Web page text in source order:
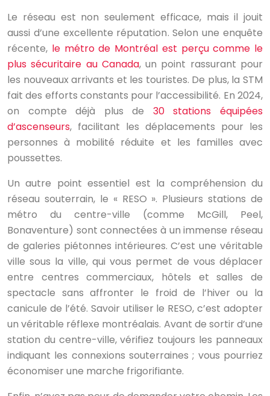
Le réseau est non seulement efficace, mais il jouit
aussi d’une excellente réputation. Selon une enquête
récente, le métro de Montréal est perçu comme le
plus sécuritaire au Canada, un point rassurant pour
les nouveaux arrivants et les touristes. De plus, la STM
fait des efforts constants pour l’accessibilité. En 2024,
on compte déjà plus de 30 stations équipées
d’ascenseurs, facilitant les déplacements pour les
personnes à mobilité réduite et les familles avec
poussettes.
Un autre point essentiel est la compréhension du
réseau souterrain, le « RESO ». Plusieurs stations de
métro du centre-ville (comme McGill, Peel,
Bonaventure) sont connectées à un immense réseau
de galeries piétonnes intérieures. C’est une véritable
ville sous la ville, qui vous permet de vous déplacer
entre centres commerciaux, hôtels et salles de
spectacle sans affronter le froid de l’hiver ou la
canicule de l’été. Savoir utiliser le RESO, c’est adopter
un véritable réflexe montréalais. Avant de sortir d’une
station du centre-ville, vérifiez toujours les panneaux
indiquant les connexions souterraines ; vous pourriez
économiser une marche frigorifiante.